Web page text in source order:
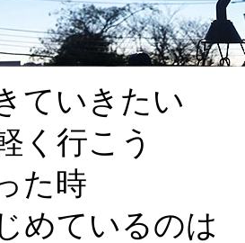
ていきたい
く行こう
た時
めているのは